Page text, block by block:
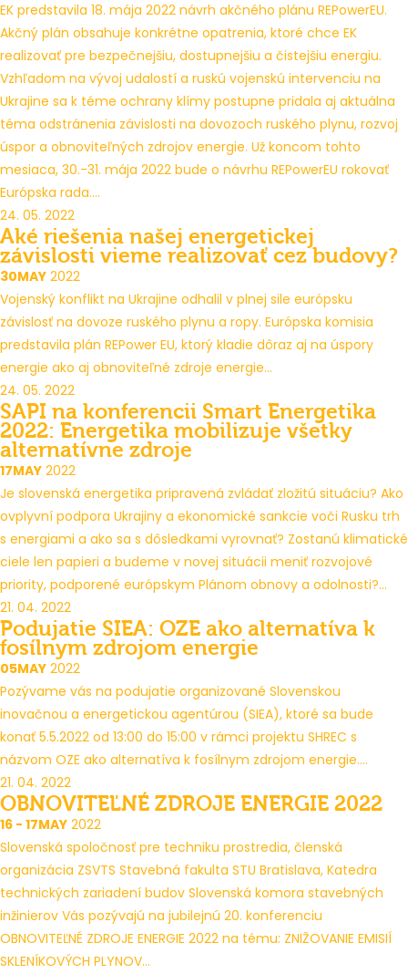
EK predstavila 18. mája 2022 návrh akčného plánu REPowerEU.
Akčný plán obsahuje konkrétne opatrenia, ktoré chce EK
realizovať pre bezpečnejšiu, dostupnejšiu a čistejšiu energiu.
Vzhľadom na vývoj udalostí a ruskú vojenskú intervenciu na
Ukrajine sa k téme ochrany klímy postupne pridala aj aktuálna
téma odstránenia závislosti na dovozoch ruského plynu, rozvoj
úspor a obnoviteľných zdrojov energie. Už koncom tohto
mesiaca, 30.-31. mája 2022 bude o návrhu REPowerEU rokovať
Európska rada....
24. 05. 2022
Aké riešenia našej energetickej
závislosti vieme realizovať cez budovy?
30MAY 2022
Vojenský konflikt na Ukrajine odhalil v plnej sile európsku
závislosť na dovoze ruského plynu a ropy. Európska komisia
predstavila plán REPower EU, ktorý kladie dôraz aj na úspory
energie ako aj obnoviteľné zdroje energie...
24. 05. 2022
SAPI na konferencii Smart Energetika
2022: Energetika mobilizuje všetky
alternatívne zdroje
17MAY 2022
Je slovenská energetika pripravená zvládať zložitú situáciu? Ako
ovplyvní podpora Ukrajiny a ekonomické sankcie voči Rusku trh
s energiami a ako sa s dôsledkami vyrovnať? Zostanú klimatické
ciele len papieri a budeme v novej situácii meniť rozvojové
priority, podporené európskym Plánom obnovy a odolnosti?...
21. 04. 2022
Podujatie SIEA: OZE ako alternatíva k
fosílnym zdrojom energie
05MAY 2022
Pozývame vás na podujatie organizované Slovenskou
inovačnou a energetickou agentúrou (SIEA), ktoré sa bude
konať 5.5.2022 od 13:00 do 15:00 v rámci projektu SHREC s
názvom OZE ako alternatíva k fosílnym zdrojom energie....
21. 04. 2022
OBNOVITEĽNÉ ZDROJE ENERGIE 2022
16 - 17MAY 2022
Slovenská spoločnosť pre techniku prostredia, členská
organizácia ZSVTS Stavebná fakulta STU Bratislava, Katedra
technických zariadení budov Slovenská komora stavebných
inžinierov Vás pozývajú na jubilejnú 20. konferenciu
OBNOVITEĽNÉ ZDROJE ENERGIE 2022 na tému: ZNIŽOVANIE EMISIÍ
SKLENÍKOVÝCH PLYNOV...